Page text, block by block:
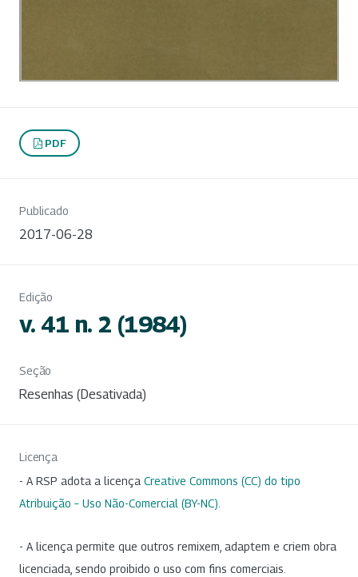
PDF
Publicado
2017-06-28
Edição
v. 41 n. 2 (1984)
Seção
Resenhas (Desativada)
Licença
- A RSP adota a licença Creative Commons (CC) do tipo
Atribuição – Uso Não-Comercial (BY-NC).
- A licença permite que outros remixem, adaptem e criem obra
licenciada, sendo proibido o uso com fins comerciais.